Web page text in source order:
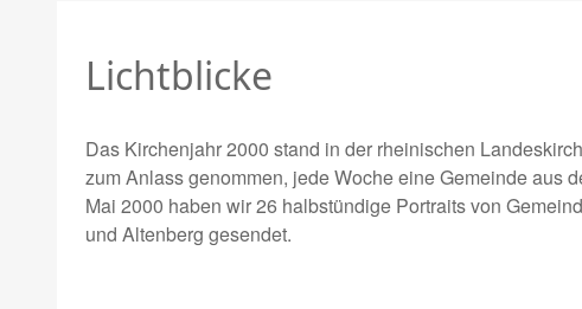
Lichtblicke
Das Kirchenjahr 2000 stand in der rheinischen
zum Anlass genommen, jede Woche eine Gemeinde aus
Mai 2000 haben wir 26 halbstündige Portraits von
und Altenberg gesendet.